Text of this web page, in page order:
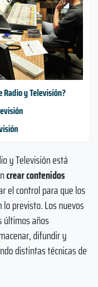
y Televisión?
y Televisión está
crear contenidos
el control para que los
previsto. Los nuevos
últimos años
difundir y
distintas técnicas de